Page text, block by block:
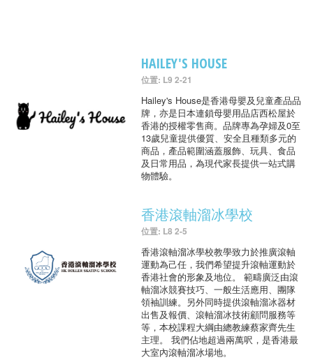
HAILEY'S HOUSE
位置: L9 2-21
Hailey's House是香港母嬰及兒童產品品
牌，亦是日本連鎖母嬰用品店西松屋於
香港的授權零售商。品牌專為孕婦及0至
13歲兒童提供優質、安全且種類多元的
商品，產品範圍涵蓋服飾、玩具、食品
及日常用品，為現代家長提供一站式購
物體驗。
香港滾軸溜冰學校
位置: L8 2-5
香港滾軸溜冰學校教學致力於推廣滾軸
運動為己任，我們希望提升滾軸運動於
香港社會的形象及地位。 範疇廣泛由滾
軸溜冰競賽技巧、一般生活應用、團隊
領袖訓練。另外同時提供滾軸溜冰器材
出售及報價、滾軸溜冰技術顧問服務等
等，本校課程大綱由總教練蔡家齊先生
主理。 我們佔地超過兩萬呎，是香港最
大室內滾軸溜冰場地。